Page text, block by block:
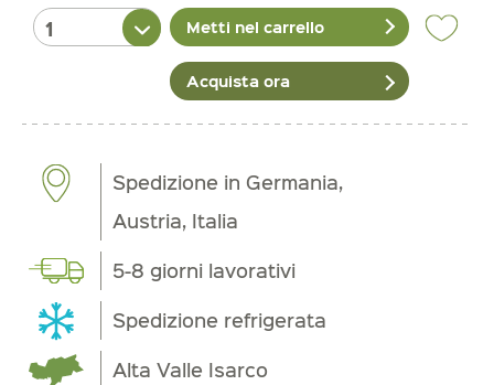
Metti nel carrello
Acquista ora
Spedizione in Germania,
Austria, Italia
5-8 giorni lavorativi
Spedizione refrigerata
Alta Valle Isarco